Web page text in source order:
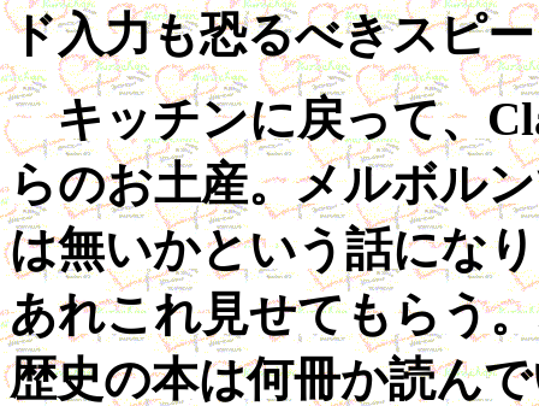
ド入力も恐るべきスピ
キッチンに戻って、
らのお土産。メルボル
は無いかという話にな
あれこれ見せてもらう
歴史の本は何冊か読ん